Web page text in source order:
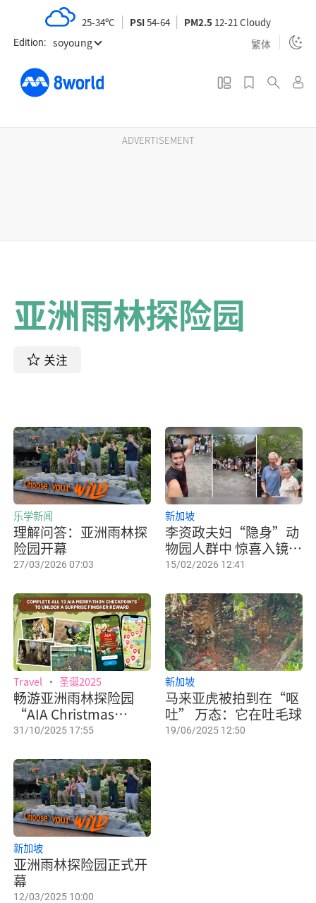
t
Edition: soyoung 繁体
25-34ºC PSI54-64 PM2.5 12-21 Cloudy
ADVERTISEMENT
亚洲雨林探险园
关注
理解问答：亚洲雨林探
险园开幕
乐学新闻
27/03/2026 07:03
李资政夫妇“隐身”动
物园人群中 惊喜入镜视
频疯传
新加坡
15/02/2026 12:41
畅游亚洲雨林探险园
“AIA Christmas
Merry-thon”，边走
Travel 圣诞2025
31/10/2025 17:55
马来亚虎被拍到在“呕
吐” 万态：它在吐毛球
新加坡
19/06/2025 12:50
亚洲雨林探险园正式开
幕
新加坡
12/03/2025 10:00